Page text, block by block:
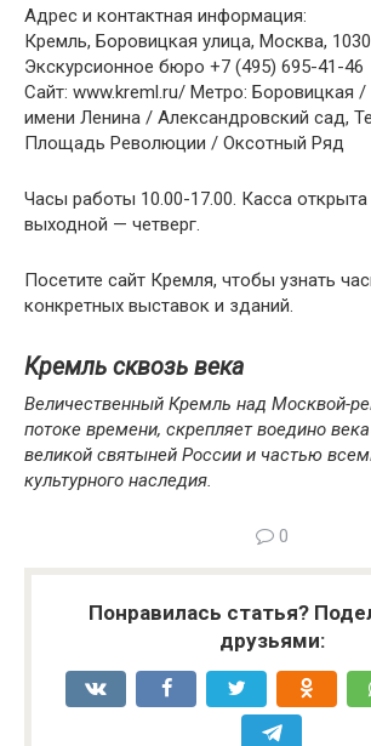
Адрес и контактная информация:
Кремль, Боровицкая улица, Москва,
Экскурсионное бюро +7 (495) 695-41-46
Сайт: www.kreml.ru/ Метро: Боровицкая /
имени Ленина / Александровский сад,
Площадь Революции / Оксотный Ряд
Часы работы 10.00-17.00. Касса открыта
выходной — четверг.
Посетите сайт Кремля, чтобы узнать
конкретных выставок и зданий.
Кремль сквозь века
Величественный Кремль над Москвой-
потоке времени, скрепляет воедино
великой святыней России и частью
культурного наследия.
0
Понравилась статья?
друзьями: